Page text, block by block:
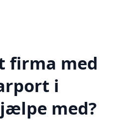
firma med
i
med?